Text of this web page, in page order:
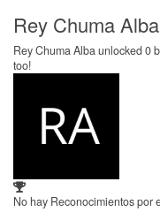
Rey Chuma
Rey Chuma Alba unlocked 0
too!
No hay Reconocimientos por